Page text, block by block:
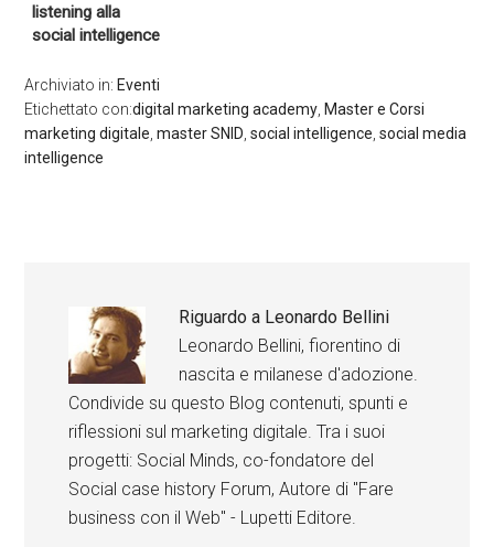
listening alla
social intelligence
Archiviato in: Eventi
Etichettato con:digital marketing academy Master e Corsi
marketing digitale ,master SNID ,social intelligence ,social media
intelligence
Riguardo a Leonardo Bellini
Leonardo Bellini, fiorentino di
nascita e milanese d'adozione.
Condivide su questo Blog contenuti, spunti e
riflessioni sul marketing digitale. Tra i suoi
progetti: Social Minds, co-fondatore del
Social case history Forum, Autore di "Fare
business con il Web" - Lupetti Editore.